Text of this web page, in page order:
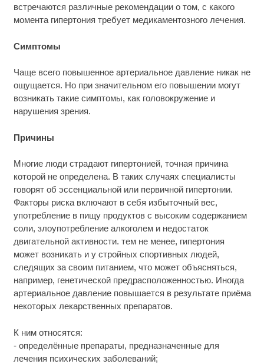
встречаются различные рекомендации о том, с какого
момента гипертония требует медикаментозного лечения.
Симптомы
Чаще всего повышенное артериальное давление никак не
ощущается. Но при значительном его повышении могут
возникать такие симптомы, как головокружение и
нарушения зрения.
Причины
Многие люди страдают гипертонией, точная причина
которой не определена. В таких случаях специалисты
говорят об эссенциальной или первичной гипертонии.
Факторы риска включают в себя избыточный вес,
употребление в пищу продуктов с высоким содержанием
соли, злоупотребление алкоголем и недостаток
двигательной активности. тем не менее, гипертония
может возникать и у стройных спортивных людей,
следящих за своим питанием, что может объясняться,
например, генетической предрасположенностью. Иногда
артериальное давление повышается в результате приёма
некоторых лекарственных препаратов.
К ним относятся:
- определённые препараты, предназначенные для
лечения психических заболеваний;